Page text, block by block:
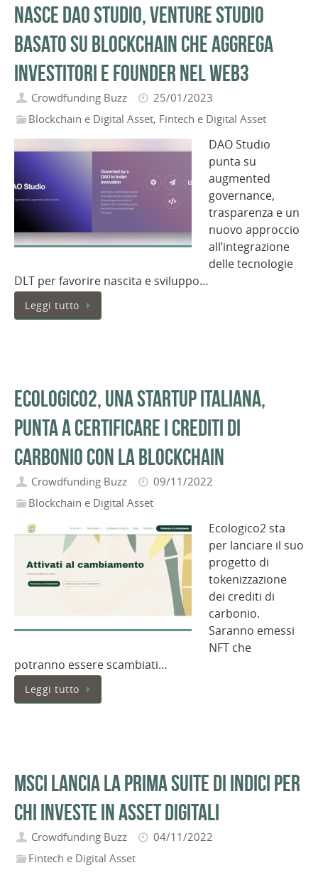
Nasce Dao Studio, venture studio
basato su blockchain che aggrega
investitori e founder nel web3
Crowdfunding Buzz
25/01/2023
Blockchain e Digital Asset, Fintech e Digital Asset
DAO Studio
punta su
augmented
governance,
trasparenza e un
nuovo approccio
all’integrazione
delle tecnologie
DLT per favorire nascita e sviluppo…
Leggi tutto
Ecologico2, una startup italiana,
punta a certificare i crediti di
carbonio con la blockchain
Crowdfunding Buzz
09/11/2022
Blockchain e Digital Asset
Ecologico2 sta
per lanciare il suo
progetto di
tokenizzazione
dei crediti di
carbonio.
Saranno emessi
NFT che
potranno essere scambiati…
Leggi tutto
MSCI lancia la prima suite di indici per
chi investe in asset digitali
Crowdfunding Buzz
04/11/2022
Fintech e Digital Asset